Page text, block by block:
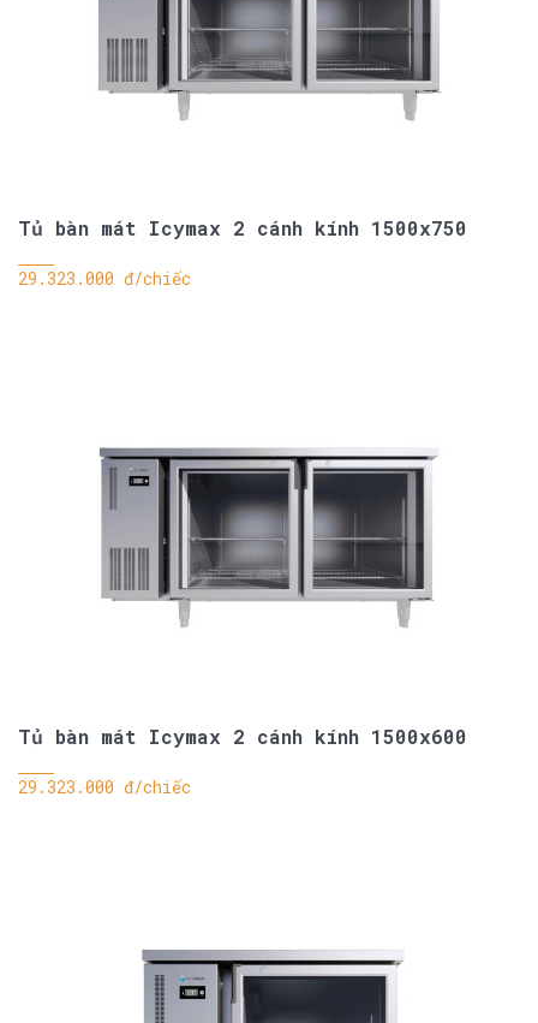
Tủ bàn mát Icymax 2 cánh kính 1500x750
29.323.000 đ/chiếc
Tủ bàn mát Icymax 2 cánh kính 1500x600
29.323.000 đ/chiếc